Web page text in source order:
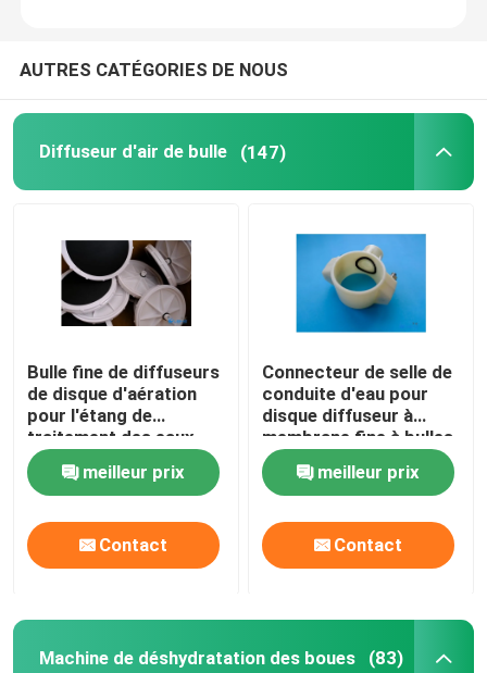
AUTRES CATÉGORIES DE NOUS
Diffuseur d'air de bulle (147)
Bulle fine de diffuseurs
de disque d'aération
pour l'étang de
traitement des eaux
usées
meilleur prix
Contact
Connecteur de selle de
conduite d'eau pour
disque diffuseur à
membrane fine à bulles
meilleur prix
Contact
Machine de déshydratation des boues (83)